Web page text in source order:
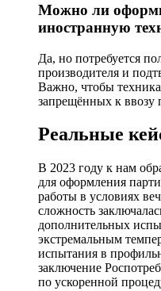
Можно ли
иностранную
Да, но потребуется
производителя и
Важно, чтобы
запрещённых к ввозу
Реальные
В 2023 году к нам
для оформления
работы в условиях
сложность
дополнительных
экстремальным
испытания в
заключение
по ускоренной